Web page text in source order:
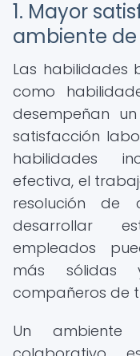
1. Mayor
ambiente
Las habilidades
como
desempeñan
satisfacción
habilidades
efectiva, el
resolución de
desarrollar
empleados
más sólidas
compañeros de
Un